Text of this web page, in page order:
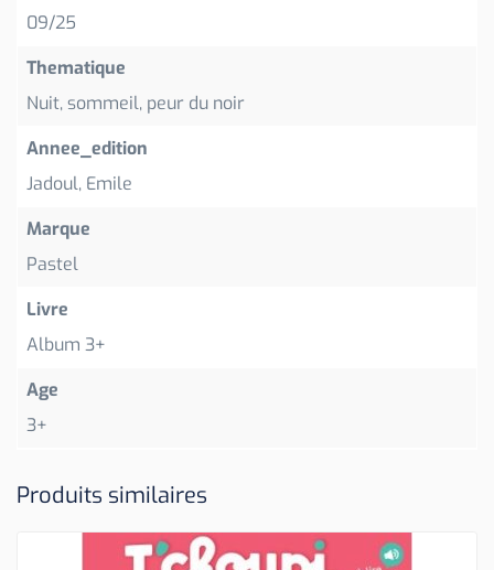
09/25
Thematique
Nuit, sommeil, peur du noir
Annee_edition
Jadoul, Emile
Marque
Pastel
Livre
Album 3+
Age
3+
Produits similaires